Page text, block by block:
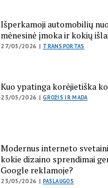
Išperkamoji automobilių
mėnesinė įmoka ir kokių
27/05/2026 | TRANSPORTAS
Kuo ypatinga korėjietiška
23/05/2026 |GROŽIS IR MADA
Modernus interneto
kokie dizaino sprendimai
Google reklamoje?
23/05/2026 |PASLAUGOS